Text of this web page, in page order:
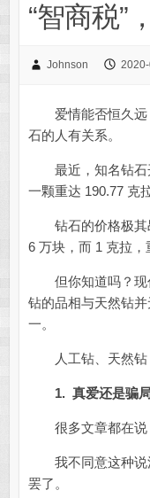
“智商税”
Johnson
爱情能否恒久远
石的人有关系。
最近，知名钻石
一颗重达 190.77 克
钻石的价格极其
6 万块，而 1 克拉，
但你知道吗？现
钻的品相与天然钻
一。
人工钻、天然钻
1. 真爱还是骗
很多文章都在说
我不同意这种说
罢了。